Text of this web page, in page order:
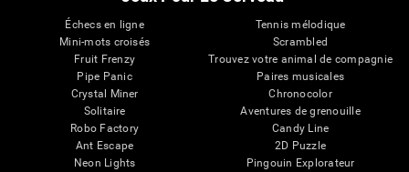
Échecs en ligne
Mini-mots croisés
Fruit Frenzy
Pipe Panic
Crystal Miner
Solitaire
Robo Factory
Ant Escape
Neon Lights
Tennis mélodique
Scrambled
Trouvez votre animal de compagnie
Paires musicales
Chronocolor
Aventures de grenouille
Candy Line
2D Puzzle
Pingouin Explorateur